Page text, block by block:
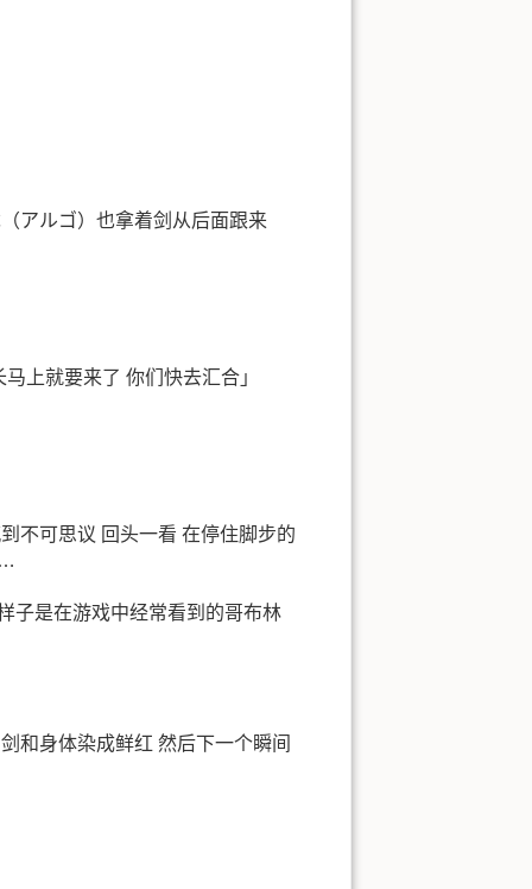
アルゴ）也拿着剑从后面跟来
上就要来了 你们快去汇合」
不可思议 回头一看 在停住脚步的
子是在游戏中经常看到的哥布林
和身体染成鲜红 然后下一个瞬间